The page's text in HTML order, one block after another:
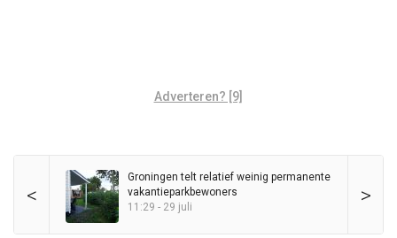
Adverteren? [9]
< >
Groningen telt relatief weinig permanente
vakantieparkbewoners
11:29 - 29 juli